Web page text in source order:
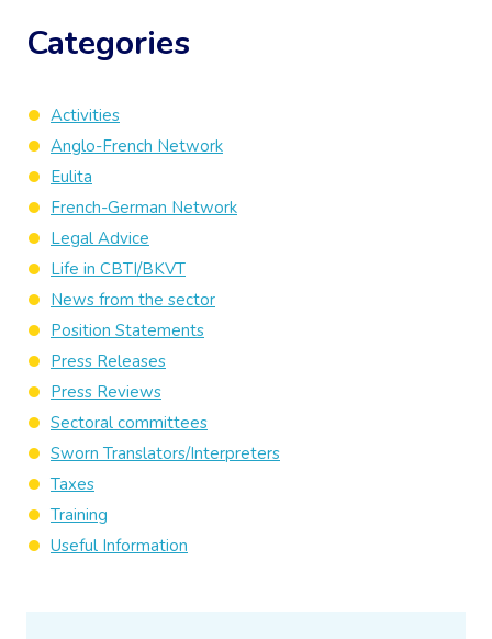
Categories
Activities
Anglo-French Network
Eulita
French-German Network
Legal Advice
Life in CBTI/BKVT
News from the sector
Position Statements
Press Releases
Press Reviews
Sectoral committees
Sworn Translators/Interpreters
Taxes
Training
Useful Information